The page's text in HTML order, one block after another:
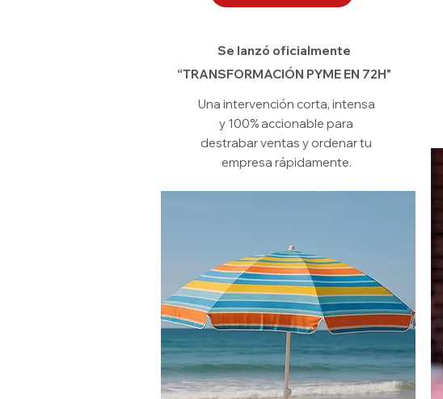
Se lanzó oficialmente
“TRANSFORMACIÓN PYME EN 72H"
Una intervención corta, intensa
y 100% accionable para
destrabar ventas y ordenar tu
empresa rápidamente.